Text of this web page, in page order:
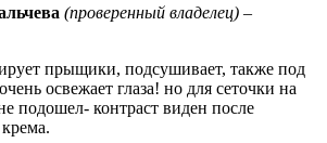
(проверенный владелец) –
прыщики, подсушивает, также под
освежает глаза! но для сеточки на
подошел- контраст виден после